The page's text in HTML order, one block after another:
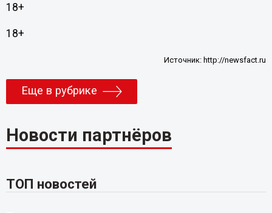
18+
18+
Источник: http://newsfact.ru
Еще в рубрике
Новости партнёров
ТОП новостей